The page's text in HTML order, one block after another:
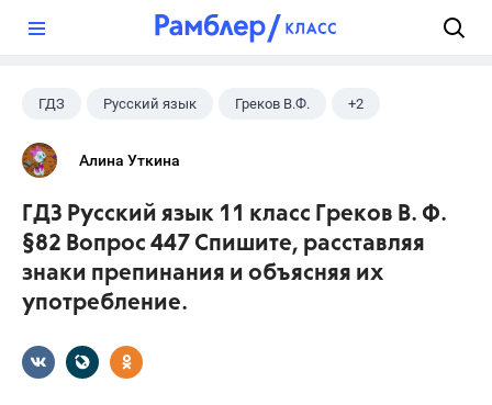
ГДЗ Русский язык Греков В.Ф. +2
11 класс
Алина Уткина
ГДЗ Русский язык 11 класс Греков В. Ф.
§82 Вопрос 447 Спишите, расставляя
знаки препинания и объясняя их
употребление.